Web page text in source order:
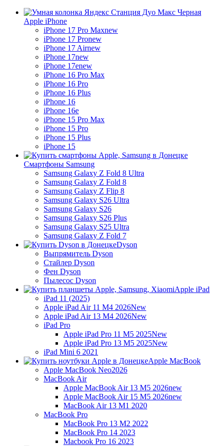
Apple iPhone
iPhone 17 Pro Maxnew
iPhone 17 Pronew
iPhone 17 Airnew
iPhone 17new
iPhone 17enew
iPhone 16 Pro Max
iPhone 16 Pro
iPhone 16 Plus
iPhone 16
iPhone 16e
iPhone 15 Pro Max
iPhone 15 Pro
iPhone 15 Plus
iPhone 15
Смартфоны Samsung
Samsung Galaxy Z Fold 8 Ultra
Samsung Galaxy Z Fold 8
Samsung Galaxy Z Flip 8
Samsung Galaxy S26 Ultra
Samsung Galaxy S26
Samsung Galaxy S26 Plus
Samsung Galaxy S25 Ultra
Samsung Galaxy Z Fold 7
Dyson
Выпрямитель Dyson
Стайлер Dyson
Фен Dyson
Пылесос Dyson
Apple iPad
iPad 11 (2025)
Apple iPad Air 11 M4 2026New
Apple iPad Air 13 M4 2026New
iPad Pro
Apple iPad Pro 11 M5 2025New
Apple iPad Pro 13 M5 2025New
iPad Mini 6 2021
Apple MacBook
Apple MacBook Neo2026
MacBook Air
Apple MacBook Air 13 M5 2026new
Apple MacBook Air 15 M5 2026new
MacBook Air 13 M1 2020
MacBook Pro
MacBook Pro 13 M2 2022
MacBook Pro 14 2023
Macbook Pro 16 2023